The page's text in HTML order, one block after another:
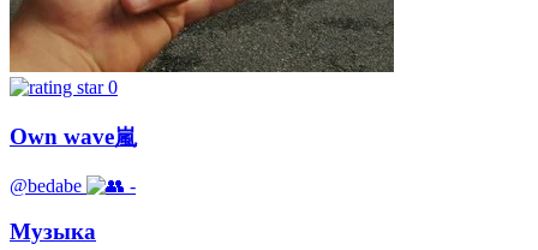
0
Own wave嵐
@bedabe -
Музыка